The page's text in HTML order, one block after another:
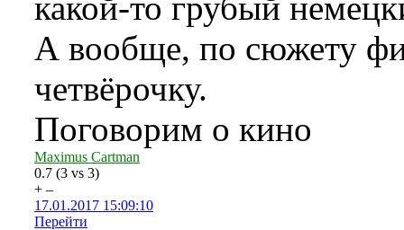
А вообще, по сюжету
четвёрочку.
Поговорим о кино
Maximus Cartman
0.7 (3 vs 3)
+ –
17.01.2017 15:09:10
Перейти